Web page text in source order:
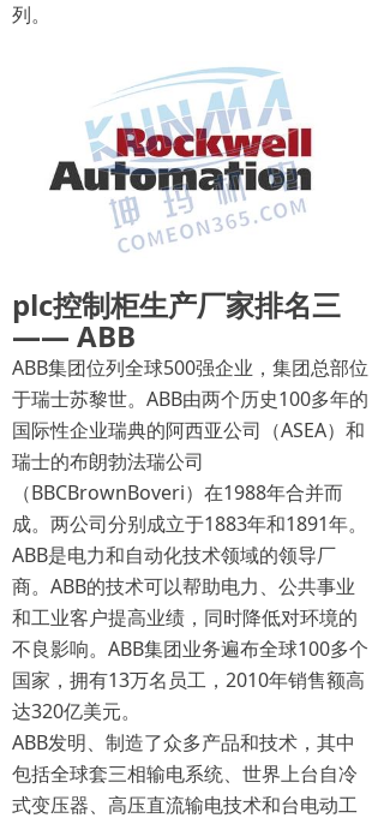
列。
plc控制柜生产厂家排名三
—— ABB
ABB集团位列全球500强企业，集团总部位
于瑞士苏黎世。ABB由两个历史100多年的
国际性企业瑞典的阿西亚公司（ASEA）和
瑞士的布朗勃法瑞公司
（BBCBrownBoveri）在1988年合并而
成。两公司分别成立于1883年和1891年。
ABB是电力和自动化技术领域的领导厂
商。ABB的技术可以帮助电力、公共事业
和工业客户提高业绩，同时降低对环境的
不良影响。ABB集团业务遍布全球100多个
国家，拥有13万名员工，2010年销售额高
达320亿美元。
ABB发明、制造了众多产品和技术，其中
包括全球套三相输电系统、世界上台自冷
式变压器、高压直流输电技术和台电动工